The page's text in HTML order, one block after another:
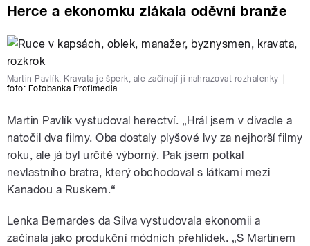
Herce a ekonomku zlákala oděvní branže
Martin Pavlík: Kravata je šperk, ale začínají ji nahrazovat rozhalenky
foto: Fotobanka Profimedia
Martin Pavlík vystudoval herectví. „Hrál jsem v divadle a
natočil dva filmy. Oba dostaly plyšové lvy za nejhorší filmy
roku, ale já byl určitě výborný. Pak jsem potkal
nevlastního bratra, který obchodoval s látkami mezi
Kanadou a Ruskem.“
Lenka Bernardes da Silva vystudovala ekonomii a
začínala jako produkční módních přehlídek. „S Martinem